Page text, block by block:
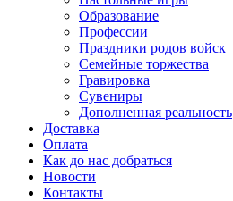
Образование
Профессии
Праздники родов войск
Семейные торжества
Гравировка
Сувениры
Дополненная реальность
Доставка
Оплата
Как до нас добраться
Новости
Контакты